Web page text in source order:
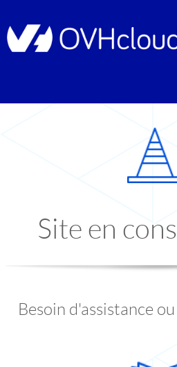
Site en
Besoin d'assistance